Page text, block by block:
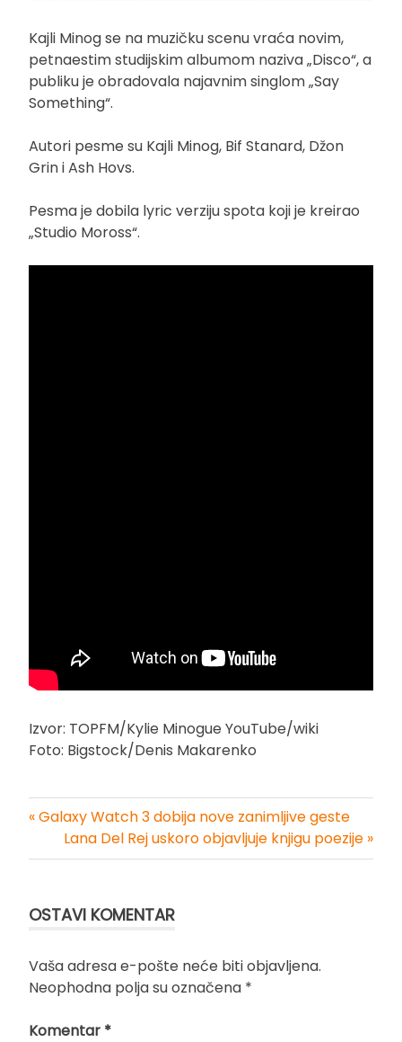
Kajli Minog se na muzičku scenu vraća novim,
petnaestim studijskim albumom naziva „Disco“, a
publiku je obradovala najavnim singlom „Say
Something“.
Autori pesme su Kajli Minog, Bif Stanard, Džon
Grin i Ash Hovs.
Pesma je dobila lyric verziju spota koji je kreirao
„Studio Moross“.
Izvor: TOPFM/Kylie Minogue YouTube/wiki
Foto: Bigstock/Denis Makarenko
Kretanje
« Galaxy Watch 3 dobija nove zanimljive geste
Lana Del Rej uskoro objavljuje knjigu poezije »
OSTAVI KOMENTAR
Vaša adresa e-pošte neće biti objavljena.
Neophodna polja su označena *
Komentar *